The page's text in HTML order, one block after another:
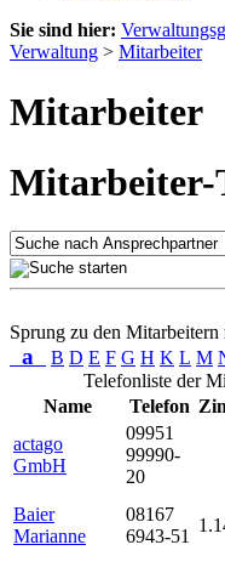
Sie sind hier:
Verwaltung > Mitarbeiter
Mitarbeiter
Mitarbeiter-
Sprung zu den
a B D E F G H K L M
Telefonliste der
Name
Telefon
actago
GmbH
09951
99990-
20
Baier
Marianne
08167
6943-51